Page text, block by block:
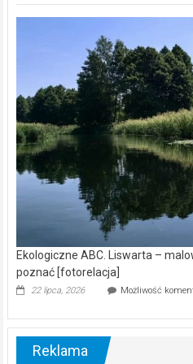
Ekologiczne ABC. Liswarta –
poznać [fotorelacja]
22 lipca, 2026 Możliwość
Reklama